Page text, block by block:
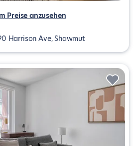
Preise anzusehen
Harrison Ave, Shawmut